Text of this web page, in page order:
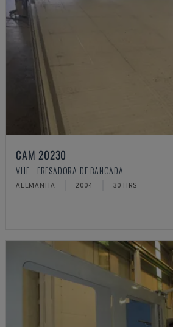
CAM 20230
VHF - FRESADORA DE BANCADA
ALEMANHA 2004 30 HRS